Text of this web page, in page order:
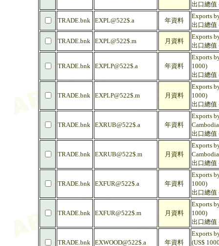
出口總值
TRADE.bnk EXPL@522$.a 年資料
Exports
出口總值
TRADE.bnk EXPL@522$.m 月資料
Exports
出口總值
TRADE.bnk EXPLP@522$.a 年資料
Exports
1000)
出口總值
TRADE.bnk EXPLP@522$.m 月資料
Exports
1000)
出口總值
TRADE.bnk EXRUB@522$.a 年資料
Exports
出口總值
TRADE.bnk EXRUB@522$.m 月資料
Exports
出口總值
TRADE.bnk EXFUR@522$.a 年資料
Exports
1000)
出口總值
TRADE.bnk EXFUR@522$.m 月資料
Exports
1000)
出口總值
TRADE.bnk EXWOOD@522$.a 年資料
Exports
(US$